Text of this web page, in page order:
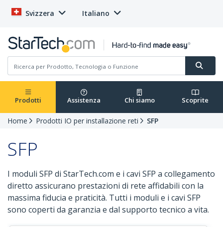
Svizzera Italiano
Prodotti Assistenza Chi siamo Scoprite
Home Prodotti IO per installazione reti SFP
SFP
I moduli SFP di StarTech.com e i cavi SFP a collegamento
diretto assicurano prestazioni di rete affidabili con la
massima fiducia e praticità. Tutti i moduli e i cavi SFP
sono coperti da garanzia e dal supporto tecnico a vita.